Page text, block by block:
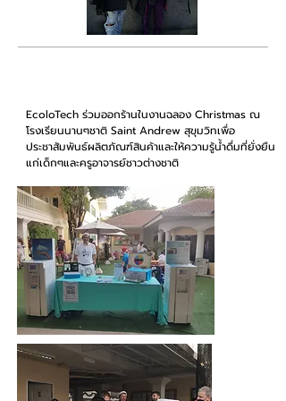
EcoloTech ร่วมออกร้านในงานฉลอง Christmas ณ
โรงเรียนนานๆชาติ Saint Andrew สุขุมวิทเพื่อ
ประชาสัมพันธ์ผลิตภัณฑ์สินค้าและให้ความรู้น้ำดื่มที่ยั่งยืน
แก่เด็กๆและครูอาจารย์ชาวต่างชาติ